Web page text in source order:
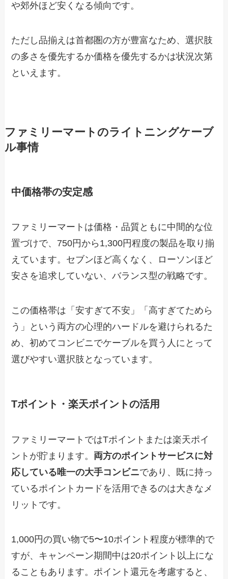
や郊外ほど安くなる傾向です。
ただし品揃えは首都圏の方が豊富なため、選択肢
の多さを優先するか価格を優先するかは状況次第
といえます。
ファミリーマートのライトニングケーブ
ル事情
中価格帯の安定感
ファミリーマートは価格・品質ともに中間的な位
置づけで、750円から1,300円程度の製品を取り揃
えています。セブンほど高くなく、ローソンほど
安さを追求していない、バランス型の戦略です。
この価格帯は「安すぎて不安」「高すぎてためら
う」という両方の心理的ハードルを避けられるた
め、初めてコンビニでケーブルを買う人にとって
選びやすい選択肢となっています。
Tポイント・楽天ポイントの活用
ファミリーマートではTポイントまたは楽天ポイ
ントが貯まります。 両方のポイントサービスに対
応している唯一の大手コンビニであり、既に持っ
ているポイントカードを活用できるのは大きなメ
リットです。
1,000円の買い物で5〜10ポイント程度が標準的で
すが、キャンペーン期間中は20ポイント以上にな
ることもあります。ポイント還元を考慮すると、